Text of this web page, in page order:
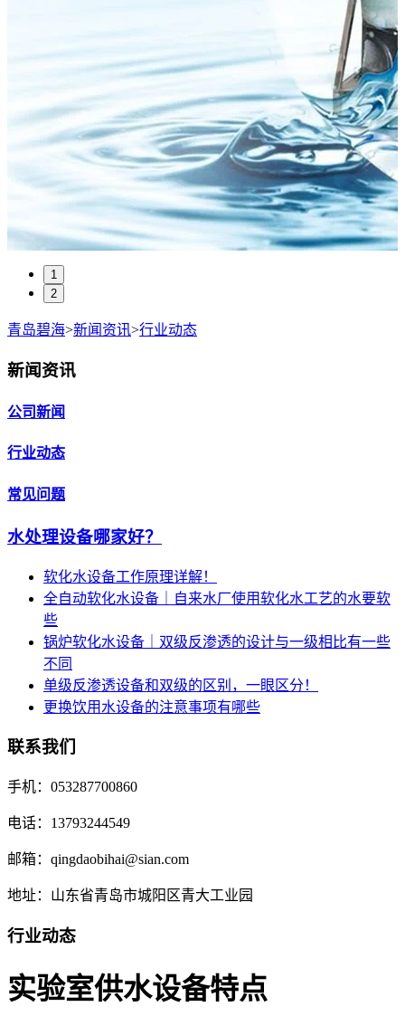
1
2
青岛碧海>新闻资讯>行业动态
新闻资讯
公司新闻
行业动态
常见问题
水处理设备哪家好？
软化水设备工作原理详解！
全自动软化水设备｜自来水厂使用软化水工艺的水要软
些
锅炉软化水设备｜双级反渗透的设计与一级相比有一些
不同
单级反渗透设备和双级的区别，一眼区分！
更换饮用水设备的注意事项有哪些
联系我们
手机：053287700860
电话：13793244549
邮箱：qingdaobihai@sian.com
地址：山东省青岛市城阳区青大工业园
行业动态
实验室供水设备特点